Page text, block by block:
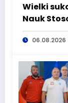
Wielki
Nauk
Silesiusa!
wciąż06.08.2026